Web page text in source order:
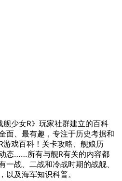
划1900-
军历史手册
数字档案馆
清除缓存
链入页面
相关更改
少女R》玩家社群建立的百科
面、最有趣，专注于历史考据和
游戏百科！关卡攻略、舰娘历
态……所有与舰R有关的内容都
一战、二战和冷战时期的战舰、
以及海军知识科普。